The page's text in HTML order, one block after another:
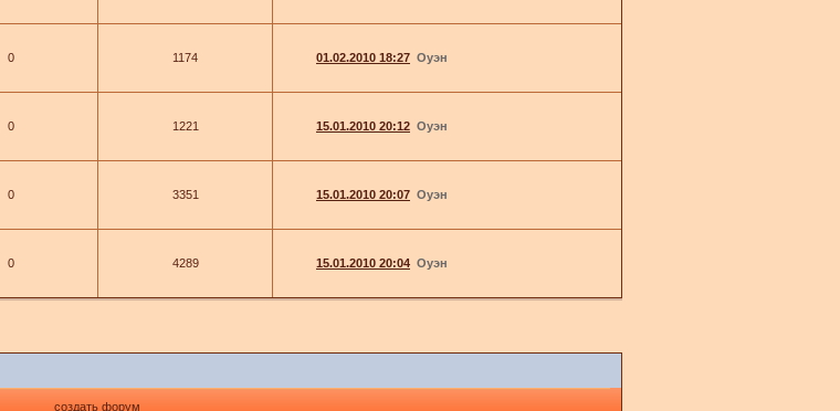
0 1174 01.02.2010 18:27 Оуэн
0 1221 15.01.2010 20:12 Оуэн
0 3351 15.01.2010 20:07 Оуэн
0
4289 15.01.2010 20:04 Оуэн
создать форум